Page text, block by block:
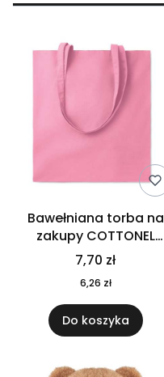
Bawełniana torba na
zakupy COTTONEL
COLOUR++ MO9846-11
7,70 zł
6,26 zł
Do koszyka